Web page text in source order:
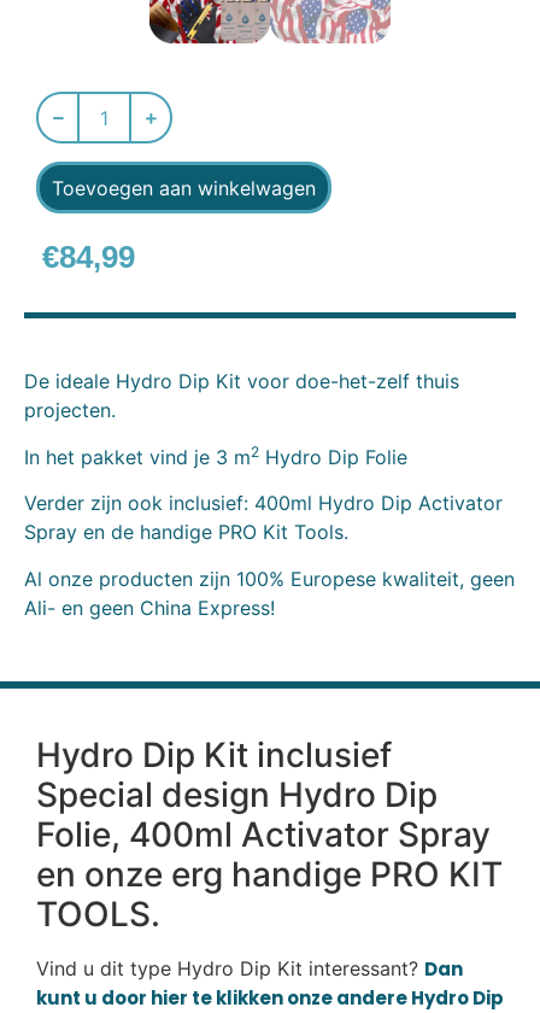
Toevoegen aan winkelwagen
€84,99
De ideale Hydro Dip Kit voor doe-het-zelf thuis
projecten.
In het pakket vind je 3 m2 Hydro Dip Folie
Verder zijn ook inclusief: 400ml Hydro Dip Activator
Spray en de handige PRO Kit Tools.
Al onze producten zijn 100% Europese kwaliteit, geen
Ali- en geen China Express!
Hydro Dip Kit inclusief
Special design Hydro Dip
Folie, 400ml Activator Spray
en onze erg handige PRO KIT
TOOLS.
Vind u dit type Hydro Dip Kit interessant? Dan
kunt u door hier te klikken onze andere Hydro Dip